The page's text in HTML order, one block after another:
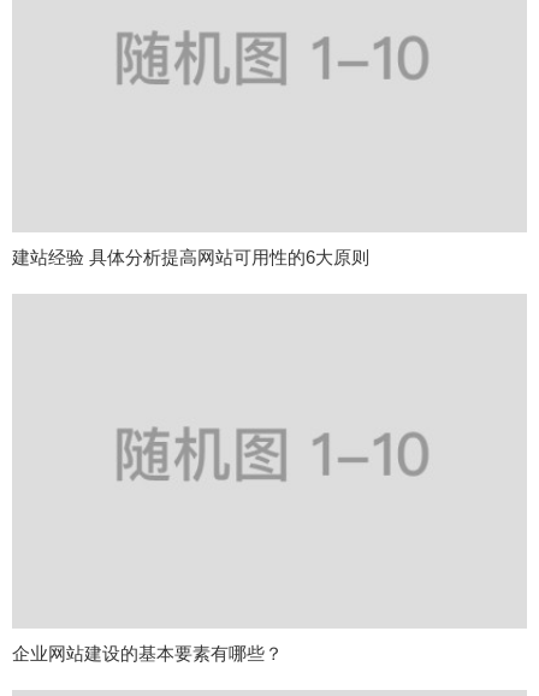
建站经验 具体分析提高网站可用性的6大原则
企业网站建设的基本要素有哪些？